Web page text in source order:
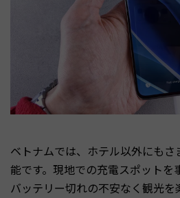
ベトナムでは、ホテル以外にも
能です。現地での充電スポットを
バッテリー切れの不安なく観光を